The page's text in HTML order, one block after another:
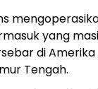
yang
di
Tengah.